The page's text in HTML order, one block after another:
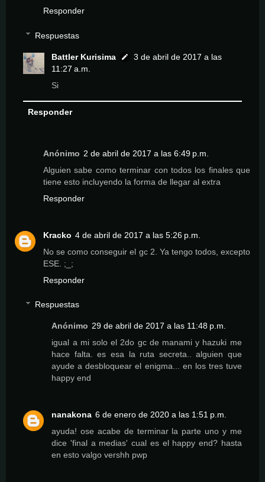
Responder
Respuestas
Battler Kurisima
3 de abril de 2017 a las
11:27 a.m.
Si
Responder
Anónimo 2 de abril de 2017 a las 6:49 p.m.
Alguien sabe como terminar con todos los finales que
tiene esto incluyendo la forma de llegar al extra
Responder
Kracko 4 de abril de 2017 a las 5:26 p.m.
No se como conseguir el gc 2. Ya tengo todos, excepto
ESE. ;_;
Responder
Respuestas
Anónimo 29 de abril de 2017 a las 11:48 p.m.
igual a mi solo el 2do gc de manami y hazuki me
hace falta. es esa la ruta secreta.. alguien que
ayude a desbloquear el enigma... en los tres tuve
happy end
nanakona 6 de enero de 2020 a las 1:51 p.m.
ayuda! ose acabe de terminar la parte uno y me
dice 'final a medias' cual es el happy end? hasta
en esto valgo vershh pwp